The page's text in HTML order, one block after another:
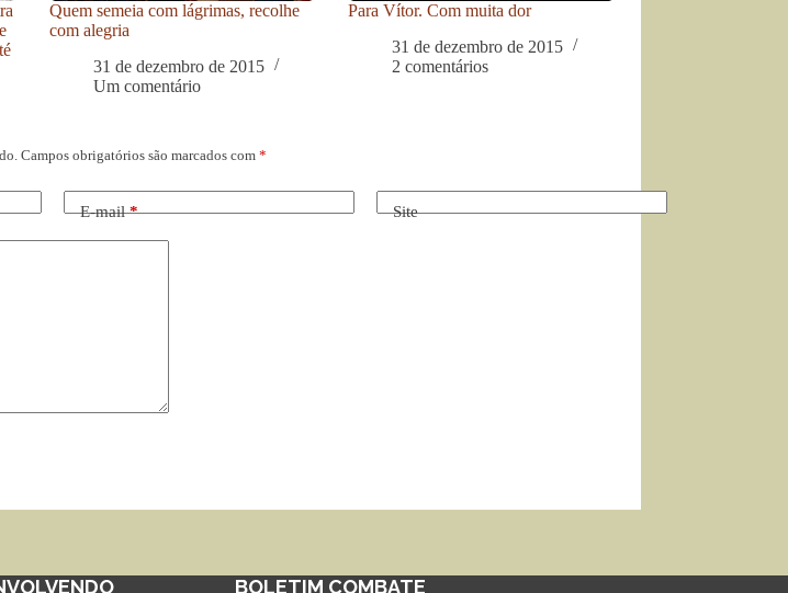
Quem semeia com lágrimas, recolhe
com alegria
31 de dezembro de 2015
Um comentário
Para Vítor. Com muita dor
31 de dezembro de 2015
2 comentários
Campos obrigatórios são marcados com *
E-mail* Site
BOLETIM COMBATE